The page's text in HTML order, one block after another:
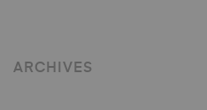
ARCHIVES